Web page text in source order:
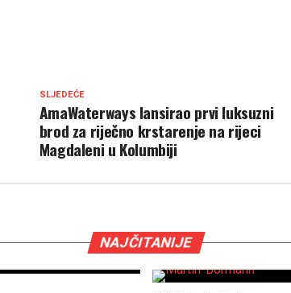
SLJEDEĆE
AmaWaterways lansirao prvi luksuzni
brod za riječno krstarenje na rijeci
Magdaleni u Kolumbiji
NAJČITANIJE